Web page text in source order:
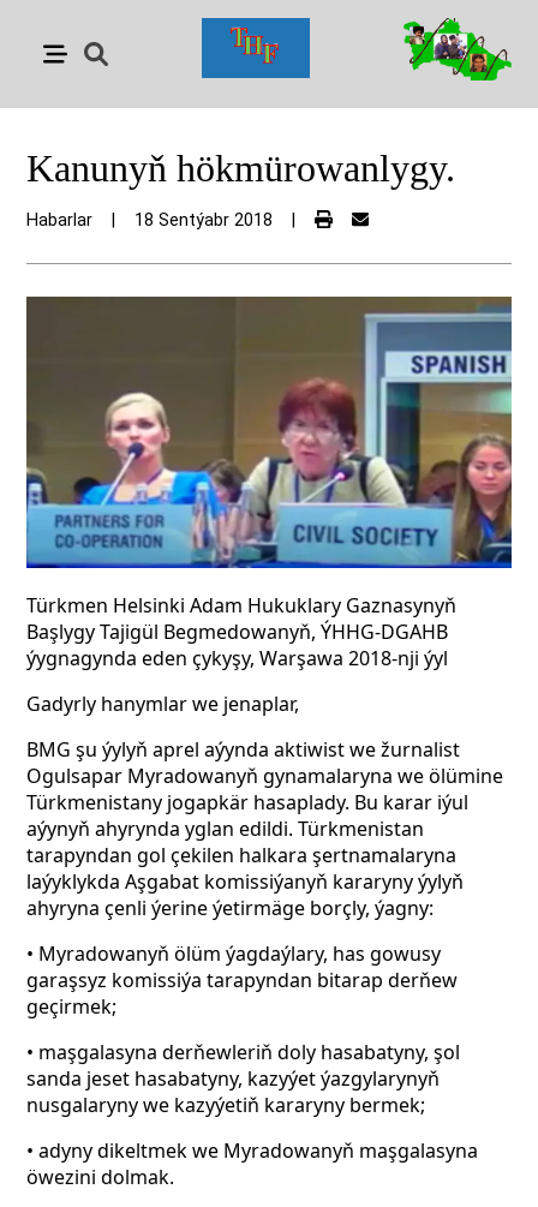
Kanunyň hökmürowanlygy.
Habarlar 18 Sentýabr 2018
Türkmen Helsinki Adam Hukuklary Gaznasynyň
Başlygy Tajigül Begmedowanyň, ÝHHG-DGAHB
ýygnagynda eden çykyşy, Warşawa 2018-nji ýyl
Gadyrly hanymlar we jenaplar,
BMG şu ýylyň aprel aýynda aktiwist we žurnalist
Ogulsapar Myradowanyň gynamalaryna we ölümine
Türkmenistany jogapkär hasaplady. Bu karar iýul
aýynyň ahyrynda yglan edildi. Türkmenistan
tarapyndan gol çekilen halkara şertnamalaryna
laýyklykda Aşgabat komissiýanyň kararyny ýylyň
ahyryna çenli ýerine ýetirmäge borçly, ýagny:
• Myradowanyň ölüm ýagdaýlary, has gowusy
garaşsyz komissiýa tarapyndan bitarap derňew
geçirmek;
• maşgalasyna derňewleriň doly hasabatyny, şol
sanda jeset hasabatyny, kazyýet ýazgylarynyň
nusgalaryny we kazyýetiň kararyny bermek;
• adyny dikeltmek we Myradowanyň maşgalasyna
öwezini dolmak.